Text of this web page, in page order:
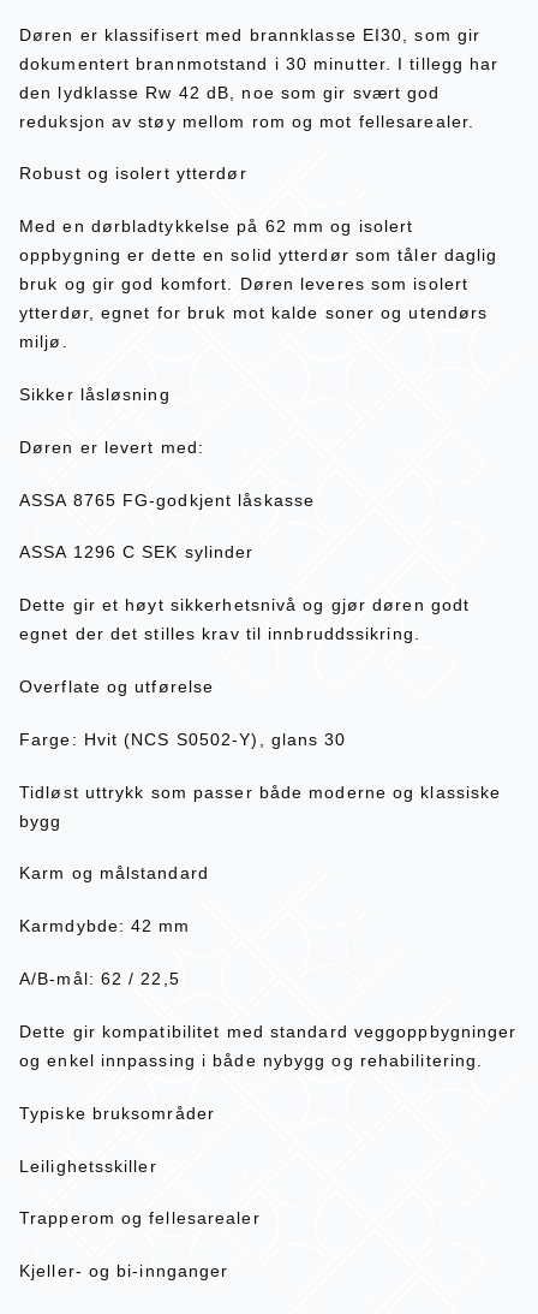
Døren er klassifisert med brannklasse EI30, som gir
dokumentert brannmotstand i 30 minutter. I tillegg har
den lydklasse Rw 42 dB, noe som gir svært god
reduksjon av støy mellom rom og mot fellesarealer.
Robust og isolert ytterdør
Med en dørbladtykkelse på 62 mm og isolert
oppbygning er dette en solid ytterdør som tåler daglig
bruk og gir god komfort. Døren leveres som isolert
ytterdør, egnet for bruk mot kalde soner og utendørs
miljø.
Sikker låsløsning
Døren er levert med:
ASSA 8765 FG-godkjent låskasse
ASSA 1296 C SEK sylinder
Dette gir et høyt sikkerhetsnivå og gjør døren godt
egnet der det stilles krav til innbruddssikring.
Overflate og utførelse
Farge: Hvit (NCS S0502-Y), glans 30
Tidløst uttrykk som passer både moderne og klassiske
bygg
Karm og målstandard
Karmdybde: 42 mm
A/B-mål: 62 / 22,5
Dette gir kompatibilitet med standard veggoppbygninger
og enkel innpassing i både nybygg og rehabilitering.
Typiske bruksområder
Leilighetsskiller
Trapperom og fellesarealer
Kjeller- og bi-innganger